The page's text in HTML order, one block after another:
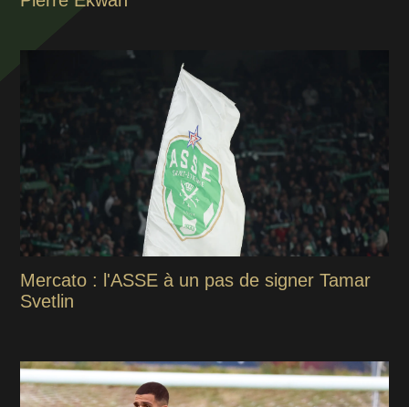
Mercato : l'ASSE à un pas de signer Tamar
Svetlin